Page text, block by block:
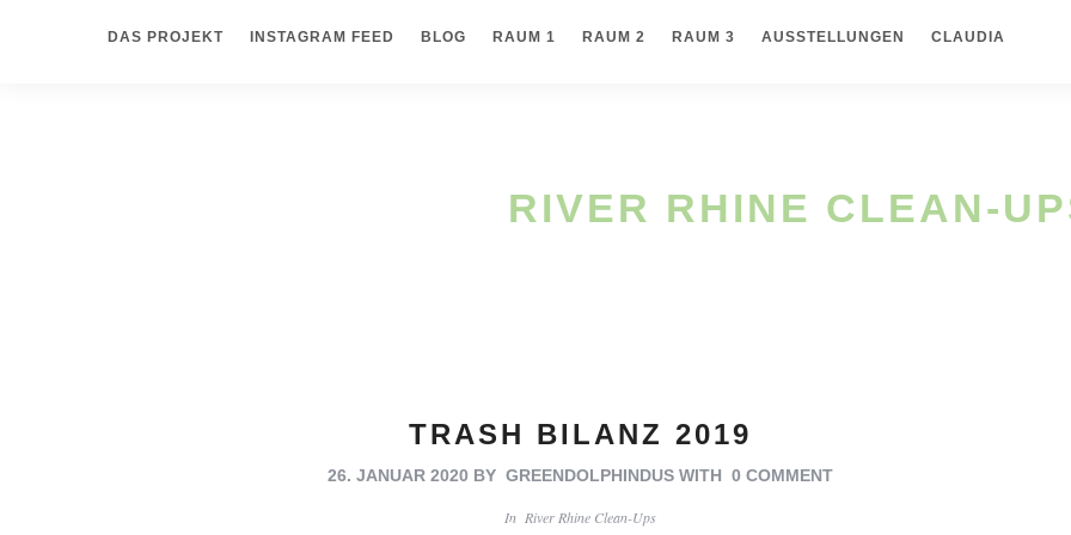
DAS PROJEKT INSTAGRAM FEED BLOG RAUM 1 RAUM 2 RAUM 3 AUSSTELLUNGEN CLAUDIA
RIVER RHINE CLEAN-
TRASH BILANZ 2019
26. JANUAR 2020 BYGREENDOLPHINDUS WITH0 COMMENT
In River Rhine Clean-Ups